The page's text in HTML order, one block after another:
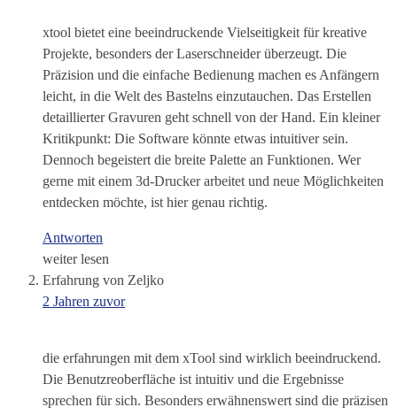
xtool bietet eine beeindruckende Vielseitigkeit für kreative
Projekte, besonders der Laserschneider überzeugt. Die
Präzision und die einfache Bedienung machen es Anfängern
leicht, in die Welt des Bastelns einzutauchen. Das Erstellen
detaillierter Gravuren geht schnell von der Hand. Ein kleiner
Kritikpunkt: Die Software könnte etwas intuitiver sein.
Dennoch begeistert die breite Palette an Funktionen. Wer
gerne mit einem 3d-Drucker arbeitet und neue Möglichkeiten
entdecken möchte, ist hier genau richtig.
Antworten
weiter lesen
Erfahrung von Zeljko
2 Jahren zuvor
die erfahrungen mit dem xTool sind wirklich beeindruckend.
Die Benutzreoberfläche ist intuitiv und die Ergebnisse
sprechen für sich. Besonders erwähnenswert sind die präzisen